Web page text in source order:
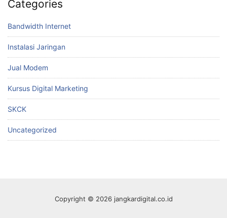
Categories
Bandwidth Internet
Instalasi Jaringan
Jual Modem
Kursus Digital Marketing
SKCK
Uncategorized
Copyright © 2026 jangkardigital.co.id